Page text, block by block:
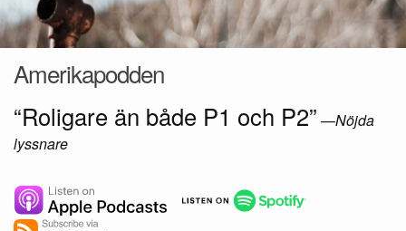
Amerikapodden
“Roligare än både P1 och P2” —Nöjda
lyssnare